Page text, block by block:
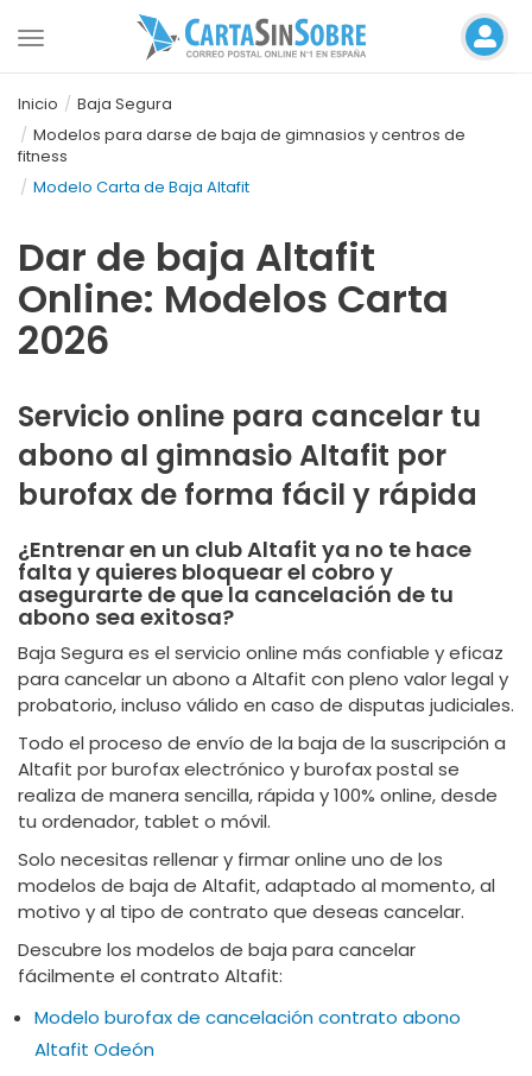
Toggle
Inicio
Baja Segura
Modelos para darse de baja de gimnasios y centros de
fitness
Modelo Carta de Baja Altafit
Dar de baja Altafit
Online: Modelos Carta
2026
Servicio online para cancelar tu
abono al gimnasio Altafit por
burofax de forma fácil y rápida
¿Entrenar en un club Altafit ya no te hace
falta y quieres bloquear el cobro y
asegurarte de que la cancelación de tu
abono sea exitosa?
Baja Segura es el servicio online más confiable y eficaz
para cancelar un abono a Altafit con pleno valor legal y
probatorio, incluso válido en caso de disputas judiciales.
Todo el proceso de envío de la baja de la suscripción a
Altafit por burofax electrónico y burofax postal se
realiza de manera sencilla, rápida y 100% online, desde
tu ordenador, tablet o móvil.
Solo necesitas rellenar y firmar online uno de los
modelos de baja de Altafit, adaptado al momento, al
motivo y al tipo de contrato que deseas cancelar.
Descubre los modelos de baja para cancelar
fácilmente el contrato Altafit:
Modelo burofax de cancelación contrato abono
Altafit Odeón